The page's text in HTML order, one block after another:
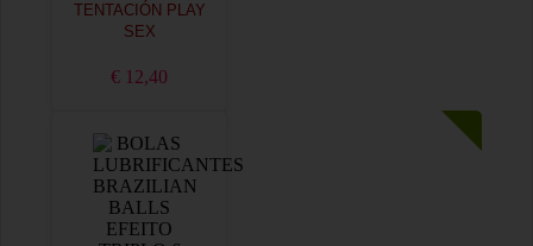
TENTACIÓN PLAY
SEX
€ 12,40